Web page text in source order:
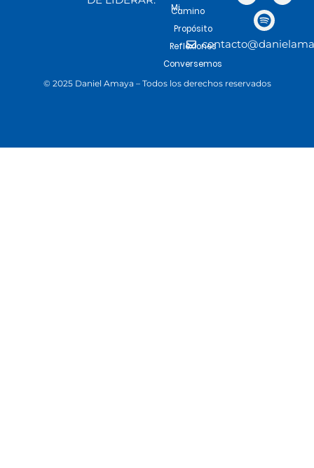
Mi
Camino
Propósito
Reflexiones
Conversemos
© 2025 Daniel Amaya – Todos los derechos reservados